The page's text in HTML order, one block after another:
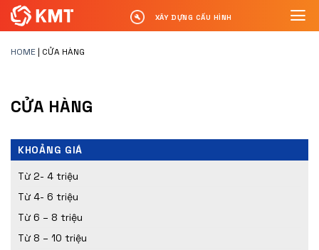
XÂY DỰNG CẤU HÌNH
HOME | CỬA HÀNG
CỬA HÀNG
KHOẢNG GIÁ
Từ 2- 4 triệu
Từ 4- 6 triệu
Từ 6 – 8 triệu
Từ 8 – 10 triệu